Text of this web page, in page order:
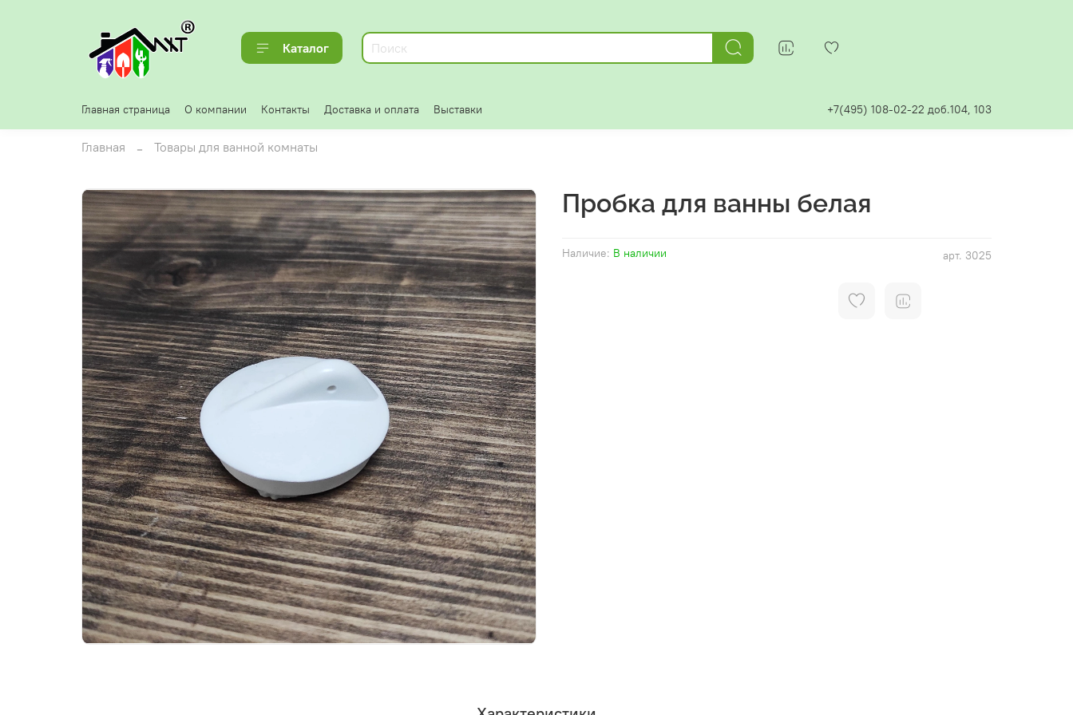
Каталог
Главная страница О компании Контакты Доставка и оплата Выставки +7(495) 108-02-22 доб.104, 103
Главная Товары для ванной комнаты
арт. 3025
Наличие: В наличии
Пробка для ванны белая